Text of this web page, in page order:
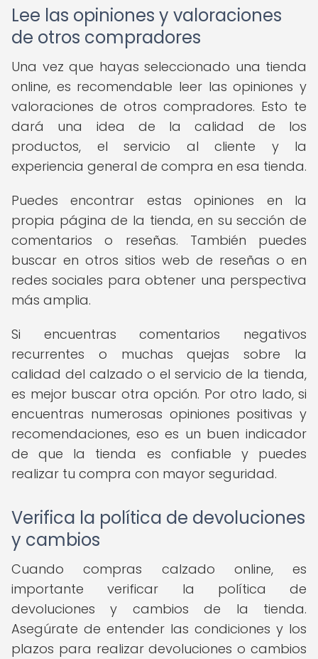
Lee las opiniones y valoraciones
de otros compradores
Una vez que hayas seleccionado una tienda
online, es recomendable leer las opiniones y
valoraciones de otros compradores. Esto te
dará una idea de la calidad de los
productos, el servicio al cliente y la
experiencia general de compra en esa tienda.
Puedes encontrar estas opiniones en la
propia página de la tienda, en su sección de
comentarios o reseñas. También puedes
buscar en otros sitios web de reseñas o en
redes sociales para obtener una perspectiva
más amplia.
Si encuentras comentarios negativos
recurrentes o muchas quejas sobre la
calidad del calzado o el servicio de la tienda,
es mejor buscar otra opción. Por otro lado, si
encuentras numerosas opiniones positivas y
recomendaciones, eso es un buen indicador
de que la tienda es confiable y puedes
realizar tu compra con mayor seguridad.
Verifica la política de devoluciones
y cambios
Cuando compras calzado online, es
importante verificar la política de
devoluciones y cambios de la tienda.
Asegúrate de entender las condiciones y los
plazos para realizar devoluciones o cambios